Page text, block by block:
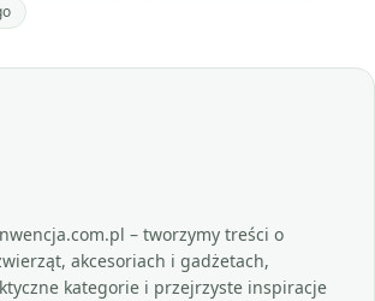
– tworzymy treści o
akcesoriach i gadżetach,
kategorie i przejrzyste inspiracje